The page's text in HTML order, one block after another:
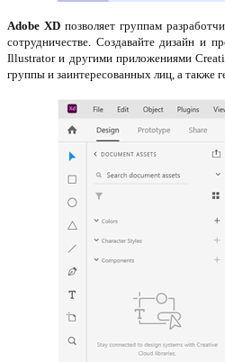
Adobe XD позволяет группам
сотрудничестве. Создавайте дизайн и
Illustrator и другими приложениями
группы и заинтересованных лиц, а также